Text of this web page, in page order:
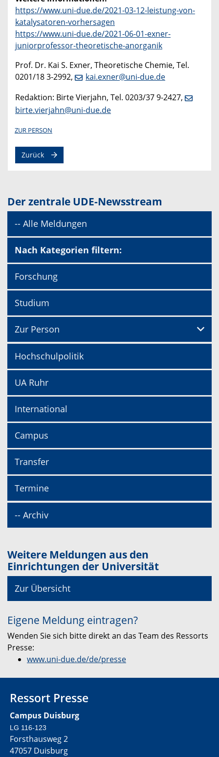
https://www.uni-due.de/2021-03-12-leistung-von-
katalysatoren-vorhersagen
https://www.uni-due.de/2021-06-01-exner-
juniorprofessor-theoretische-anorganik
Prof. Dr. Kai S. Exner, Theoretische Chemie, Tel.
0201/18 3-2992,
kai.exner@uni-due.de
Redaktion: Birte Vierjahn, Tel. 0203/37 9-2427,
birte.vierjahn@uni-due.de
ZUR PERSON
Zurück
Der zentrale UDE-Newsstream
-- Alle Meldungen
Nach Kategorien filtern:
Forschung
Studium
Zur Person
Hochschulpolitik
UA Ruhr
International
Campus
Transfer
Termine
-- Archiv
Weitere Meldungen aus den
Einrichtungen der Universität
Zur Übersicht
Eigene Meldung eintragen?
Wenden Sie sich bitte direkt an das Team des Ressorts
Presse:
www.uni-due.de/de/presse
Ressort Presse
Campus Duisburg
LG 116-123
Forsthausweg 2
47057 Duisburg